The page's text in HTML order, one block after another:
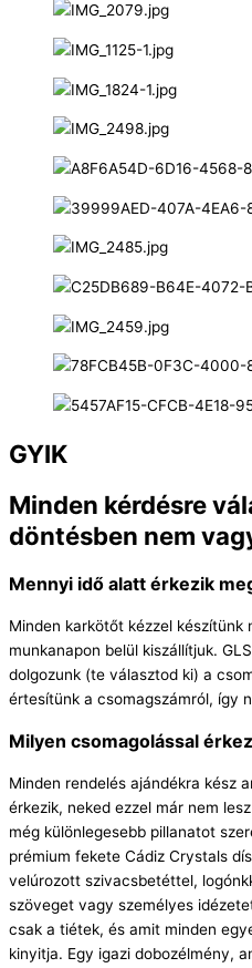
GYIK
Minden kérdésre
döntésben nem
Mennyi idő alatt érkezik
Minden karkötőt kézzel készítünk
munkanapon belül kiszállítjuk.
dolgozunk (te választod ki) a
értesítünk a csomagszámról, így
Milyen csomagolással
Minden rendelés ajándékra kész
érkezik, neked ezzel már nem
még különlegesebb pillanatot
prémium fekete Cádiz Crystals
velúrozott szivacsbetéttel,
szöveget vagy személyes
csak a tiétek, és amit minden
kinyitja. Egy igazi dobozélmény,